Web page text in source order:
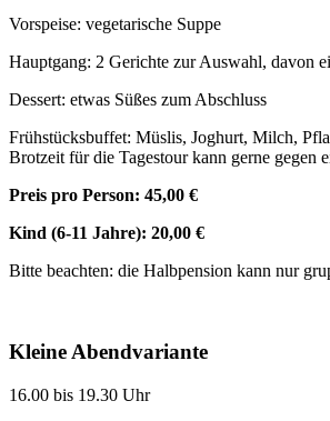
Vorspeise: vegetarische Suppe
Hauptgang: 2 Gerichte zur Auswahl, davon
Dessert: etwas Süßes zum Abschluss
Frühstücksbuffet: Müslis, Joghurt, Milch,
Brotzeit für die Tagestour kann gerne gegen
Preis pro Person: 45,00 €
Kind (6-11 Jahre): 20,00 €
Bitte beachten: die Halbpension kann nur
Kleine Abendvariante
16.00 bis 19.30 Uhr